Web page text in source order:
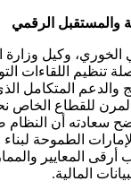
والمستقبل الرقمي
وكيل وزارة
تنظيم اللقاءات
والدعم المتكامل
المرن للقطاع الخاص
سعادته أن
الطموحة
أرقى المعايير
المالية.